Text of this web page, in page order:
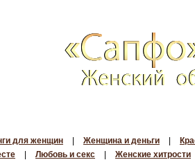
для женщин Женщина и деньги
Любовь и секс
Женские хитрости